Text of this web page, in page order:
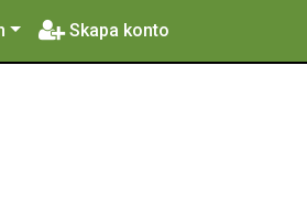
Skapa konto